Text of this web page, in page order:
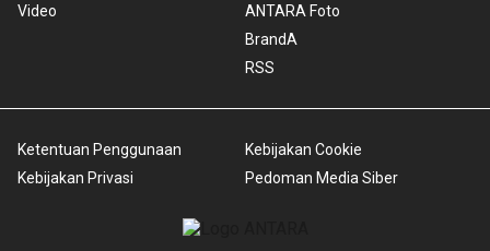
Video
ANTARA Foto
BrandA
RSS
Ketentuan Penggunaan
Kebijakan Privasi
Kebijakan Cookie
Pedoman Media Siber